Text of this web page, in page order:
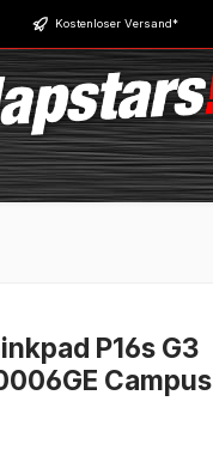
Kostenloser Versand*
P16s G3
Campus